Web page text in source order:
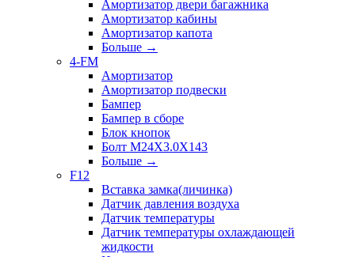
Амортизатор двери багажника
Амортизатор кабины
Амортизатор капота
Больше →
4-FM
Амортизатор
Амортизатор подвески
Бампер
Бампер в сборе
Блок кнопок
Болт M24X3.0X143
Больше →
F12
Вставка замка(личинка)
Датчик давления воздуха
Датчик температуры
Датчик температуры охлаждающей
жидкости